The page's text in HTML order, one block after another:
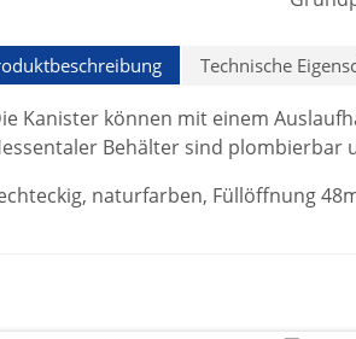
Technische
Kanister können mit einem
Behälter sind plombierbar
naturfarben, Füllöffnung